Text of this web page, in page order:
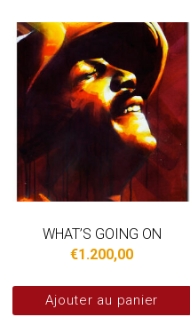
WHAT’S GOING ON
€1.200,00
Ajouter au panier